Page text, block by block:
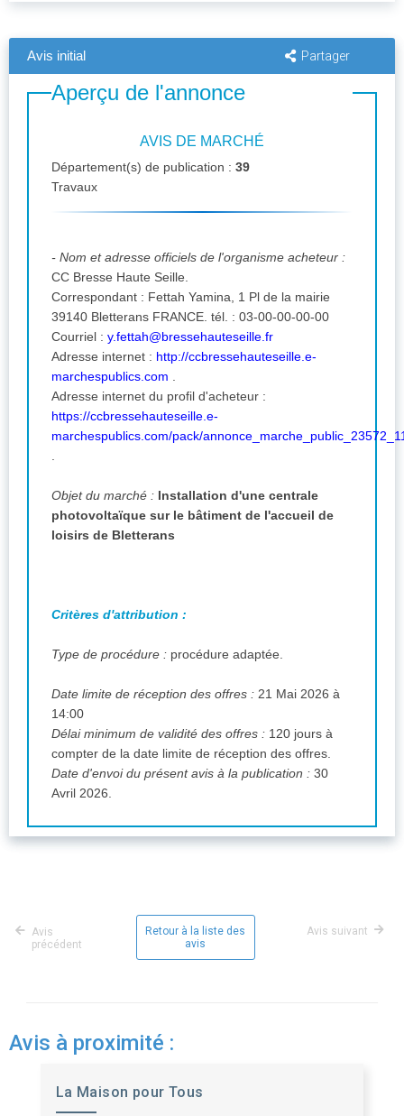
Avis initial Partager
Aperçu de l'annonce
AVIS DE MARCHÉ
Département(s) de publication : 39
Travaux
- Nom et adresse officiels de l'organisme acheteur :
CC Bresse Haute Seille.
Correspondant : Fettah Yamina, 1 Pl de la mairie
39140 Bletterans FRANCE. tél. : 03-00-00-00-00
Courriel : y.fettah@bressehauteseille.fr
Adresse internet : http://ccbressehauteseille.e-
marchespublics.com
Adresse internet du profil d'acheteur :
https://ccbressehauteseille.e-
marchespublics.com/pack/
Objet du marché : Installation d'une centrale
photovoltaïque sur le bâtiment de l'accueil de
loisirs de Bletterans
Critères d'attribution :
Type de procédure : procédure adaptée.
Date limite de réception des offres : 21 Mai 2026 à
14:00
Délai minimum de validité des offres : 120 jours à
compter de la date limite de réception des offres.
Date d'envoi du présent avis à la publication : 30
Avril 2026.
Avis
précédent
Retour à la liste des
avis
Avis suivant
Avis à proximité :
La Maison pour Tous